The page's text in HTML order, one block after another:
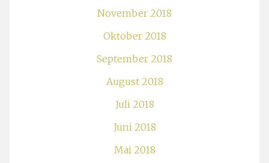
November 2018
Oktober 2018
September 2018
August 2018
Juli 2018
Juni 2018
Mai 2018